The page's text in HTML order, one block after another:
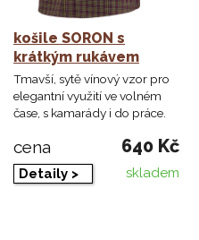
košile SORON s
krátkým rukávem
Tmavší, sytě vínový vzor pro
elegantní využití ve volném
čase, s kamarády i do práce.
cena 640 Kč
Detaily > skladem